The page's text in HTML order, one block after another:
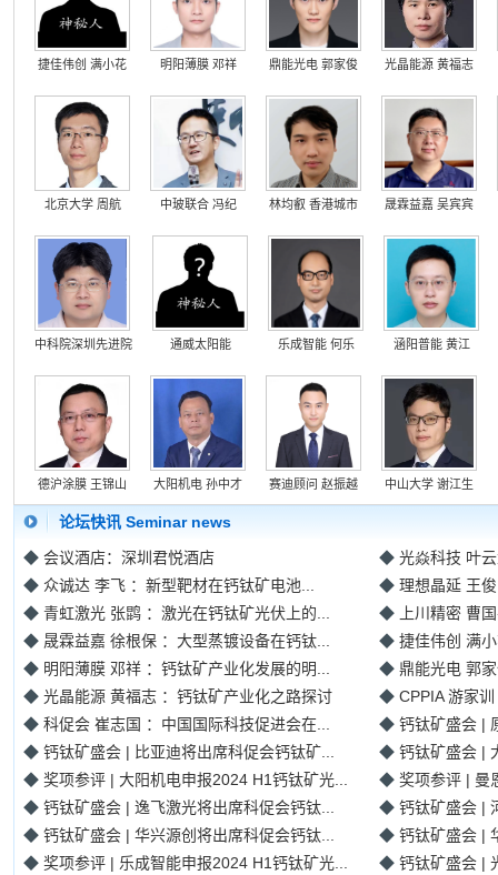
捷佳伟创 满小花 明阳薄膜 邓祥 鼎能光电 郭家俊 光晶能源 黄福志
北京大学 周航 中玻联合 冯纪 林均叡 香港城市 晟霖益嘉 吴宾宾
中科院深圳先进院 通威太阳能 乐成智能 何乐 涵阳普能 黄江
德沪涂膜 王锦山 大阳机电 孙中才 赛迪顾问 赵振越 中山大学 谢江生
论坛快讯 Seminar news
◆ 会议酒店：深圳君悦酒店 ◆ 光焱科技 叶
◆ 众诚达 李飞 ：新型靶材在钙钛矿电池... ◆ 理想晶延 王
◆ 青虹激光 张鹍 ：激光在钙钛矿光伏上的... ◆
上川精密 曹
◆ 晟霖益嘉 徐根保 ：大型蒸镀设备在钙钛... ◆ 捷佳伟创 满
◆ 明阳薄膜 邓祥 ：钙钛矿产业化发展的明... ◆ 鼎能光电 郭
◆ 光晶能源 黄福志 ：钙钛矿产业化之路探讨 ◆ CPPIA 游家
◆ 科促会 崔志国 ：中国国际科技促进会在... ◆ 钙钛矿盛会 |
◆ 钙钛矿盛会 | 比亚迪将出席科促会钙钛矿... ◆ 钙钛矿盛会 |
◆ 奖项参评 | 大阳机电申报2024 H1钙钛矿光... ◆ 奖项参评 | 曼
◆ 钙钛矿盛会 | 逸飞激光将出席科促会钙钛... ◆ 钙钛矿盛会 |
◆ 钙钛矿盛会 | 华兴源创将出席科促会钙钛... ◆ 钙钛矿盛会 |
◆ 奖项参评 | 乐成智能申报2024 H1钙钛矿光... ◆ 钙钛矿盛会 |